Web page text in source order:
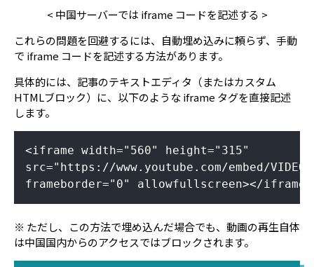
< 中国サーバーでは iframe コードを記述する >
これらの問題を回避するには、自動埋め込みに頼らず、手動
で iframe コードを記述する方法があります。
具体的には、記事のテキストエディタ（またはカスタム
HTMLブロック）に、以下のような iframe タグを直接記述
します。
<iframe width="560" height="315"
src="https://www.youtube.com/embed/
frameborder="0" allowfullscreen></iframe>
※ ただし、この方法で埋め込んだ場合でも、動画の再生自体
は中国国内からのアクセスではブロックされます。